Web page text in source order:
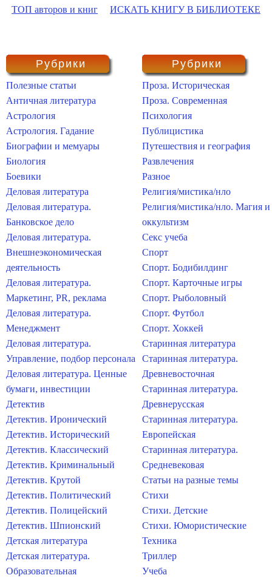
ТОП авторов и книг ИСКАТЬ КНИГУ В БИБЛИОТЕКЕ
Рубрики
Полезные статьи
Античная литература
Астрология
Астрология. Гадание
Биографии и мемуары
Биология
Боевики
Деловая литература
Деловая литература.
Банковское дело
Деловая литература.
Внешнеэкономическая
деятельность
Деловая литература.
Маркетинг, PR, реклама
Деловая литература.
Менеджмент
Деловая литература.
Управление, подбор персонала
Деловая литература. Ценные
бумаги, инвестиции
Детектив
Детектив. Иронический
Детектив. Исторический
Детектив. Классический
Детектив. Криминальный
Детектив. Крутой
Детектив. Политический
Детектив. Полицейский
Детектив. Шпионский
Детская литература
Детская литература.
Образовательная
Рубрики
Проза. Историческая
Проза. Современная
Психология
Публицистика
Путешествия и география
Развлечения
Разное
Религия/мистика/нло
Религия/мистика/нло. Магия и
оккультизм
Секс учеба
Спорт
Спорт. Бодибилдинг
Спорт. Карточные игры
Спорт. Рыболовный
Спорт. Футбол
Спорт. Хоккей
Старинная литература
Старинная литература.
Древневосточная
Старинная литература.
Древнерусская
Старинная литература.
Европейская
Старинная литература.
Средневековая
Статьи на разные темы
Стихи
Стихи. Детские
Стихи. Юмористические
Техника
Триллер
Учеба